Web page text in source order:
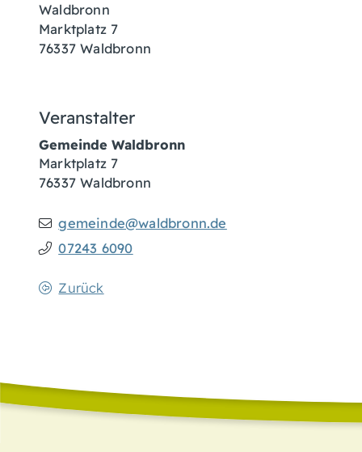
Waldbronn
Marktplatz 7
76337 Waldbronn
Veranstalter
Gemeinde Waldbronn
Marktplatz 7
76337 Waldbronn
gemeinde@waldbronn.de
07243 6090
Zurück